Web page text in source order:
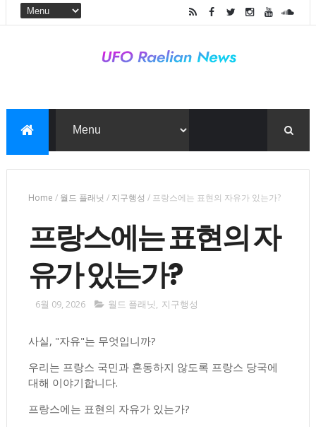
Home / 월드 플래닛 / 지구행성 / 프랑스에는 표현의 자유가 있는가?
프랑스에는 표현의 자
유가 있는가?
6월 09, 2026 월드 플래닛, 지구행성
사실, "자유"는 무엇입니까?
우리는 프랑스 국민과 혼동하지 않도록 프랑스 당국에
대해 이야기합니다.
프랑스에는 표현의 자유가 있는가?